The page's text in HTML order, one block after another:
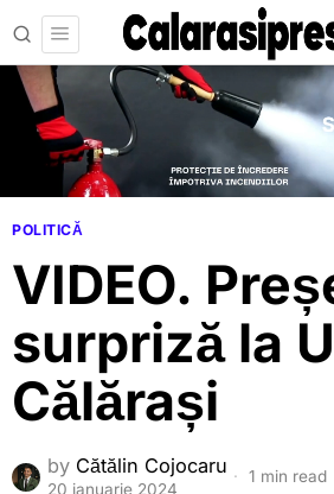
POLITICĂ
VIDEO.
surpriză la
Călărași
by Cătălin Cojocaru
20 ianuarie 2024
1 min read